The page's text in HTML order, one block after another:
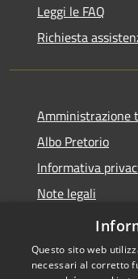
Leggi le FAQ
Richiesta
Amministrazione
Albo Pretorio
Informativa
Note legali
Dichiarazione di
Questo sito web
necessari al corretto